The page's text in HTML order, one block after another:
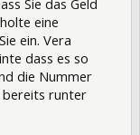
Sie das Geld
eine
ein. Vera
dass es so
die Nummer
bereits runter